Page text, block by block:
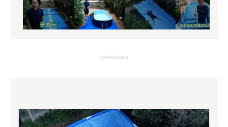
advertisement